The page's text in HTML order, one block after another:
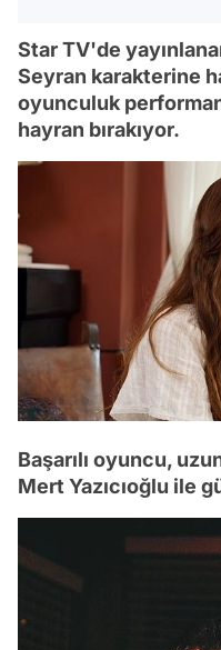
Star TV'de
Seyran karakterine
oyunculuk
hayran bırakıyor.
Başarılı oyuncu,
Mert Yazıcıoğlu ile